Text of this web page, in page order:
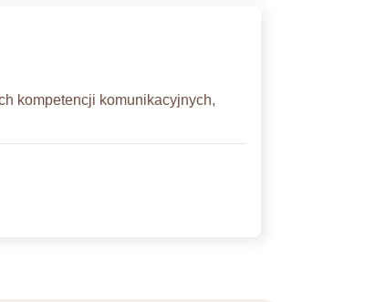
kompetencji komunikacyjnych,